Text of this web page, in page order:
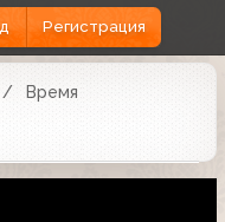
Регистрация
Время